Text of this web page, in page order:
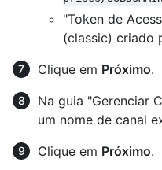
"Token de
(classic) criado
Clique em Próximo.
Na guia "Gerenciar
um nome de canal
Clique em Próximo.